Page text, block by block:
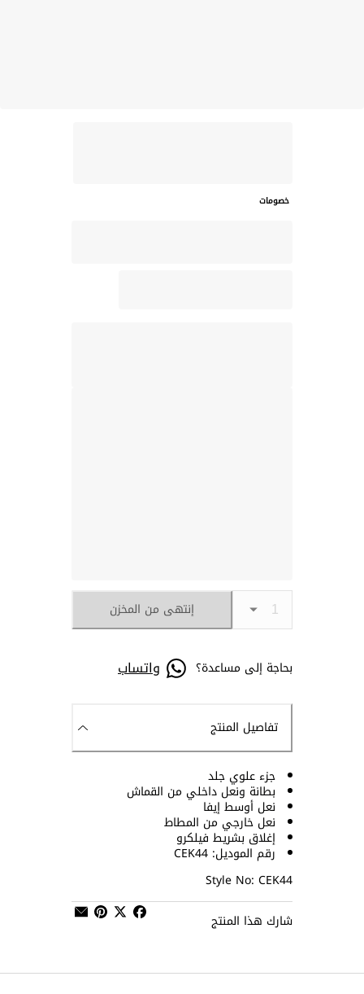
خصومات
إنتهى من المخزن
بحاجة إلى مساعدة؟ واتساب
تفاصيل المنتج
جزء علوي جلد
بطانة ونعل داخلي من القماش
نعل أوسط إيفا
نعل خارجي من المطاط
إغلاق بشريط فيلكرو
رقم الموديل: CEK44
Style No: CEK44
شارك هذا المنتج